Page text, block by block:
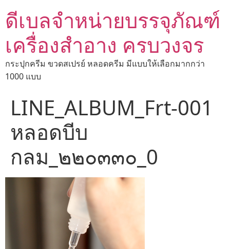
ดีเบลจำหน่ายบรรจุภัณฑ์
เครื่องสำอาง ครบวงจร
กระปุกครีม ขวดสเปรย์ หลอดครีม มีแบบให้เลือกมากกว่า
1000 แบบ
LINE_ALBUM_Frt-001
หลอดบีบ
กลม_๒๒๐๓๓๐_0